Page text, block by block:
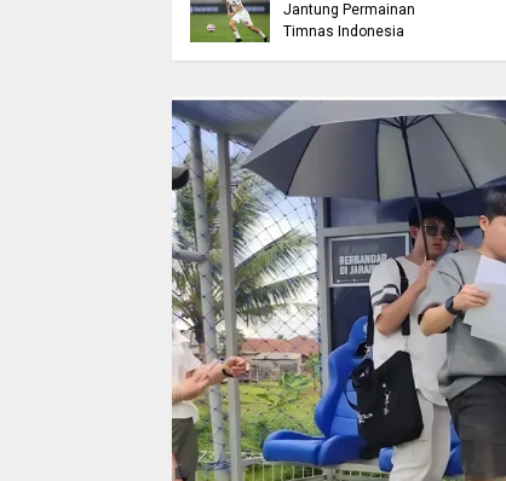
Jantung Permainan
Timnas Indonesia